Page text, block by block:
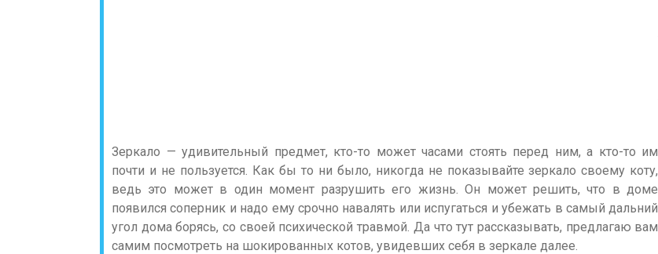
Зеркало — удивительный предмет, кто-то может часами стоять перед ним, а кто-то им
почти и не пользуется. Как бы то ни было, никогда не показывайте зеркало своему коту,
ведь это может в один момент разрушить его жизнь. Он может решить, что в доме
появился соперник и надо ему срочно навалять или испугаться и убежать в самый дальний
угол дома борясь, со своей психической травмой. Да что тут рассказывать, предлагаю вам
самим посмотреть на шокированных котов, увидевших себя в зеркале далее.